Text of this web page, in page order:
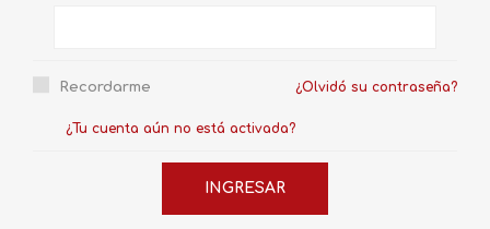
Recordarme ¿Olvidó su contraseña?
¿Tu cuenta aún no está activada?